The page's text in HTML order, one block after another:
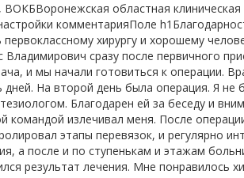
областная
комментарияПоле
хирургу и хорошему
сразу после первичного
и мы начали готовиться к операции.
На второй день была операция. Я
Благодарен ей за беседу и
командой излечивал меня. После
этапы перевязок, и регулярно
а после и по ступенькам и этажам
результат лечения. Мне понравилось